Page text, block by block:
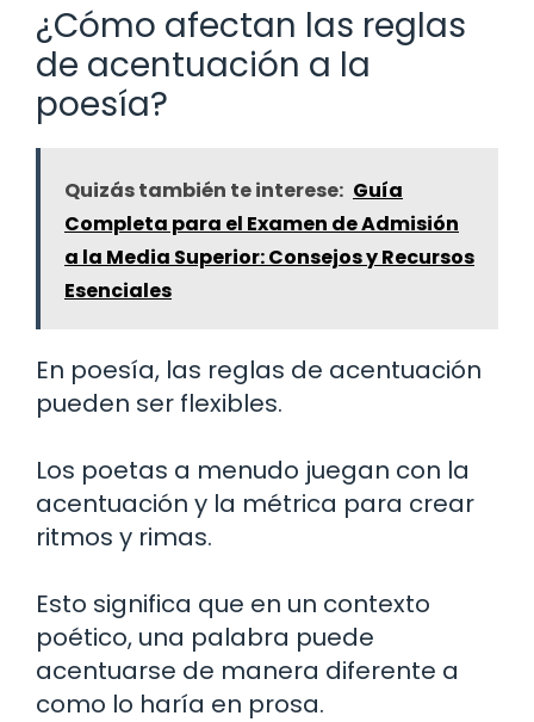
¿Cómo afectan las reglas
de acentuación a la
poesía?
Quizás también te interese: Guía
Completa para el Examen de Admisión
a la Media Superior: Consejos y Recursos
Esenciales
En poesía, las reglas de acentuación
pueden ser flexibles.
Los poetas a menudo juegan con la
acentuación y la métrica para crear
ritmos y rimas.
Esto significa que en un contexto
poético, una palabra puede
acentuarse de manera diferente a
como lo haría en prosa.